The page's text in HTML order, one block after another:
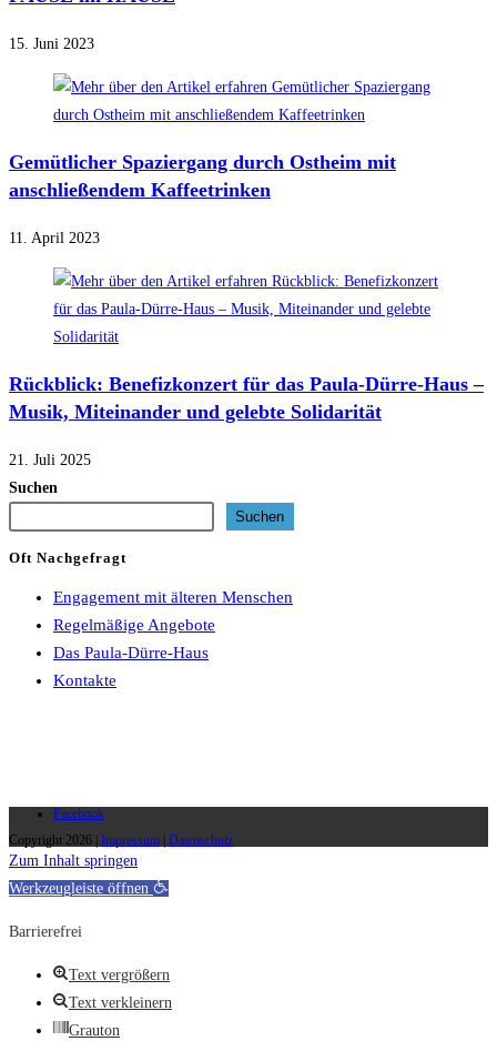
15. Juni 2023
Gemütlicher Spaziergang durch Ostheim mit
anschließendem Kaffeetrinken
11. April 2023
Rückblick: Benefizkonzert für das Paula-Dürre-Haus –
Musik, Miteinander und gelebte Solidarität
21. Juli 2025
Suchen
Suchen
Oft Nachgefragt
Engagement mit älteren Menschen
Regelmäßige Angebote
Das Paula-Dürre-Haus
Kontakte
Facebook
Copyright 2026 | Impressum Datenschutz
Zum Inhalt springen
Werkzeugleiste öffnen
Barrierefrei
Text vergrößern
Text verkleinern
Grauton